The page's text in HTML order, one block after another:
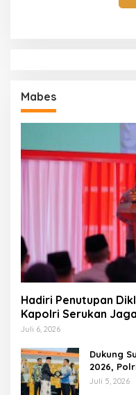
Mabes
Hadiri Penutupan
Kapolri Serukan
Juli 6, 2026
Dukung
2026,
Juli 5, 2026